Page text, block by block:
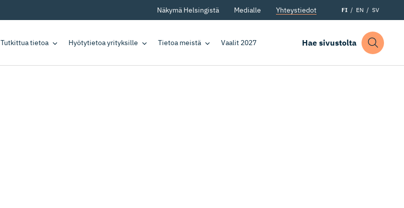
Näkymä Helsingistä Medialle Yhteystiedot FI EN SV
Tutkittua tietoa Hyötytietoa yrityksille Tietoa meistä Vaalit 2027 Hae sivustolta